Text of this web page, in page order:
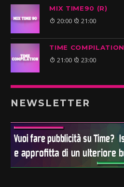
MIX TIME90 (R)
20:00 21:00
TIME COMPILATION
21:00 23:00
NEWSLETTER